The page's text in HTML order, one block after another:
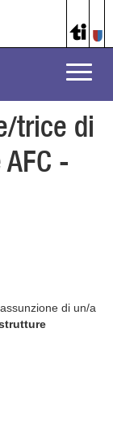
Toggle
trice di
-
di un/a